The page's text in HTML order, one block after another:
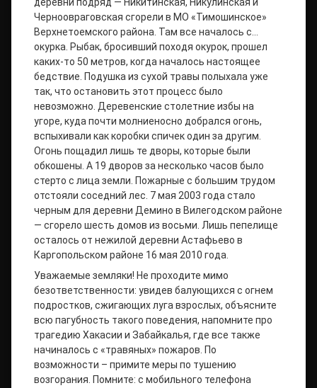
Черноовраговская сгорели в МО «Тимошинское»
Верхнетоемского района. Там все началось с…
окурка. Рыбак, бросивший походя окурок, прошел
каких-то 50 метров, когда началось настоящее
бедствие. Подушка из сухой травы полыхала уже
так, что остановить этот процесс было
невозможно. Деревенские столетние избы на
угоре, куда почти молниеносно добрался огонь,
вспыхивали как коробки спичек один за другим.
Огонь пощадил лишь те дворы, которые были
обкошены. А 19 дворов за несколько часов было
стерто с лица земли. Пожарные с большим трудом
отстояли соседний лес. 7 мая 2003 года стало
черным для деревни Демино в Вилегодском районе
— сгорело шесть домов из восьми. Лишь пепелище
осталось от нежилой деревни Астафьево в
Каргопольском районе 16 мая 2010 года.
Уважаемые земляки! Не проходите мимо
безответственности: увидев балующихся с огнем
подростков, сжигающих луга взрослых, объясните
всю пагубность такого поведения, напомните про
трагедию Хакасии и Забайкалья, где все также
начиналось с «травяных» пожаров. По
возможности – примите меры по тушению
возгорания. Помните: с мобильного телефона